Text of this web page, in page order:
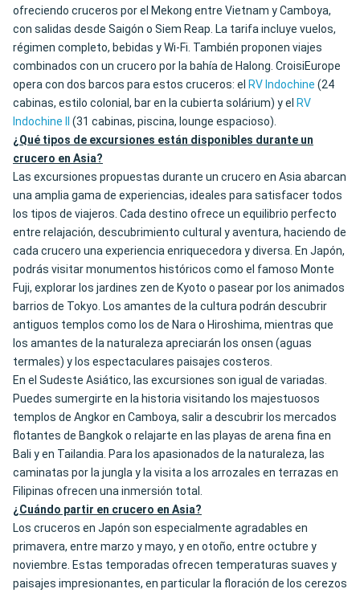
ofreciendo cruceros por el Mekong entre Vietnam y Camboya,
con salidas desde Saigón o Siem Reap. La tarifa incluye vuelos,
régimen completo, bebidas y Wi-Fi. También proponen viajes
combinados con un crucero por la bahía de Halong. CroisiEurope
opera con dos barcos para estos cruceros: el RV Indochine (24
cabinas, estilo colonial, bar en la cubierta solárium) y el RV
Indochine II
(31 cabinas, piscina, lounge espacioso).
¿Qué tipos de excursiones están disponibles durante un
crucero en Asia?
Las excursiones propuestas durante un crucero en Asia abarcan
una amplia gama de experiencias, ideales para satisfacer todos
los tipos de viajeros. Cada destino ofrece un equilibrio perfecto
entre relajación, descubrimiento cultural y aventura, haciendo de
cada crucero una experiencia enriquecedora y diversa. En Japón,
podrás visitar monumentos históricos como el famoso Monte
Fuji, explorar los jardines zen de Kyoto o pasear por los animados
barrios de Tokyo. Los amantes de la cultura podrán descubrir
antiguos templos como los de Nara o Hiroshima, mientras que
los amantes de la naturaleza apreciarán los onsen (aguas
termales) y los espectaculares paisajes costeros.
En el Sudeste Asiático, las excursiones son igual de variadas.
Puedes sumergirte en la historia visitando los majestuosos
templos de Angkor en Camboya, salir a descubrir los mercados
flotantes de Bangkok o relajarte en las playas de arena fina en
Bali y en Tailandia. Para los apasionados de la naturaleza, las
caminatas por la jungla y la visita a los arrozales en terrazas en
Filipinas ofrecen una inmersión total.
¿Cuándo partir en crucero en Asia?
Los cruceros en Japón son especialmente agradables en
primavera, entre marzo y mayo, y en otoño, entre octubre y
noviembre. Estas temporadas ofrecen temperaturas suaves y
paisajes impresionantes, en particular la floración de los cerezos